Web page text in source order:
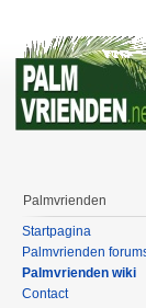
Palmvrienden
Startpagina
Palmvrienden
Palmvrienden wiki
Contact